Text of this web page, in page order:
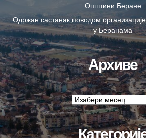
Општини Беране
Одржан састанак поводом
у Беранама
Архиве